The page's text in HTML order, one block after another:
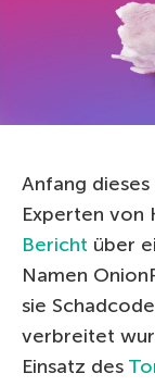
Anfang
Experten von
Bericht über
Namen
sie
verbreitet
Einsatz des